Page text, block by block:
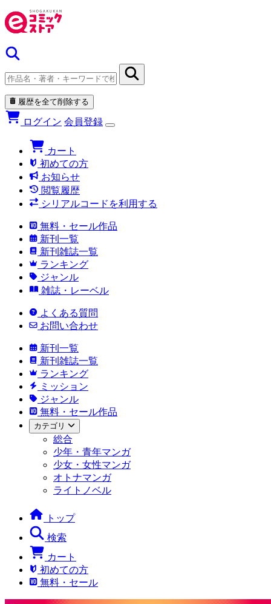
履歴を全て削除する
ログイン 会員登録
カート
初めての方
お知らせ
閲覧履歴
シリアルコードを利用する
無料・セール作品
新刊一覧
新刊雑誌一覧
ランキング
ジャンル
雑誌・レーベル
よくある質問
お問い合わせ
新刊一覧
新刊雑誌一覧
ランキング
ミッション
ジャンル
無料・セール作品
カテゴリ
総合
少年・青年マンガ
少女・女性マンガ
オトナマンガ
ライトノベル
トップ
検索
カート
初めての方
無料・セール